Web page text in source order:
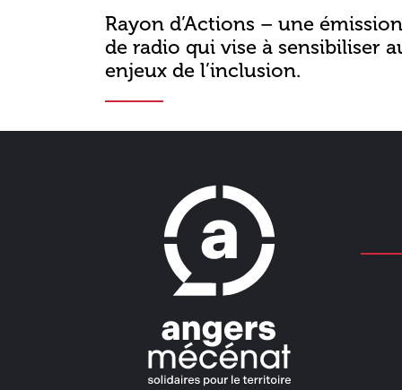
Rayon d’Actions – une émission
de radio qui vise à sensibiliser
enjeux de l’inclusion.